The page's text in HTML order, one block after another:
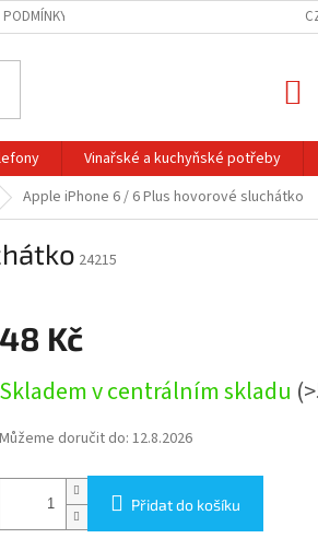
PODMÍNKY OCHRANY OSOBNÍCH ÚDAJŮ
Vinařské a kuchyňské potřeby
Apple iPhone 6 / 6 Plus hovorové sluchátko
24215
48 Kč
cena:
Skladem v centrálním skladu
Můžeme doručit do: 12.8.2026
Přidat do košíku